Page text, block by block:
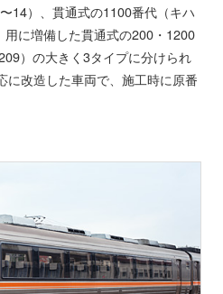
14）、貫通式の1100番代（キハ
に増備した貫通式の200・1200
）の大きく3タイプに分けられ
に改造した車両で、施工時に原番